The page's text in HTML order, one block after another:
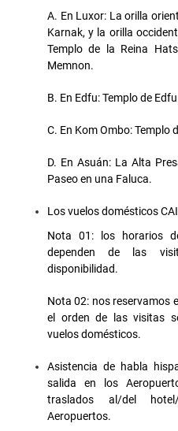
A. En Luxor: La orilla
Karnak, y la orilla
Templo de la Reina
Memnon.
B. En Edfu: Templo de
C. En Kom Ombo: Templo
D. En Asuán: La Alta
Paseo en una Faluca.
Los vuelos domésticos
Nota 01: los horarios
dependen de las
disponibilidad.
Nota 02: nos reservamos
el orden de las visitas
vuelos domésticos.
Asistencia de habla
salida en los
traslados al/del
Aeropuertos.